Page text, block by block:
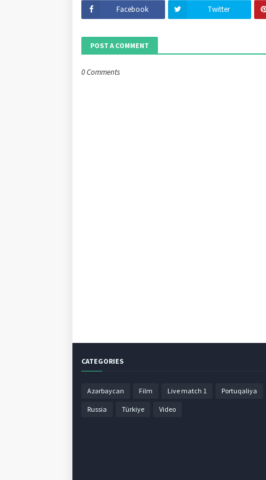
Facebook Twitter
POST A COMMENT
0 Comments
CATEGORIES
Azərbaycan Film Live match 1 Portuqaliya
Russia Türkiye Video